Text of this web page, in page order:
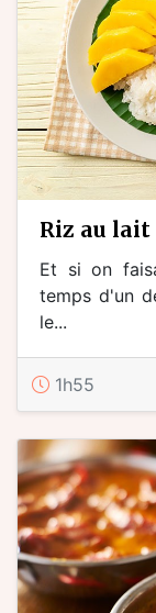
riz au
Et si on
temps d'un
le...
1h55